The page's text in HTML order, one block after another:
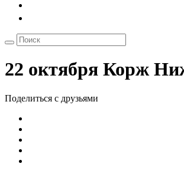
22 октября Корж
Поделиться с друзьями